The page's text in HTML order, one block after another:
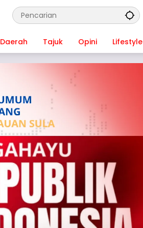
Daerah Tajuk Opini Lifestyle